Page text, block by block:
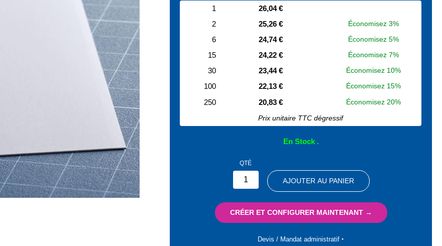
1
26,04 €
2
25,26 € Économisez 3%
6 24,74 € Économisez 5%
15 24,22 € Économisez 7%
30 23,44 € Économisez 10%
100 22,13 € Économisez 15%
250 20,83 €
Économisez 20%
Prix unitaire TTC dégressif
En Stock
QTÉ
AJOUTER AU PANIER
CRÉER ET CONFIGURER MAINTENANT →
Devis / Mandat administratif ‣